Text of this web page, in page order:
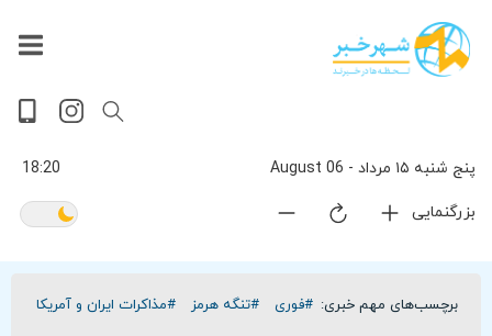
پنج شنبه ۱۵ مرداد - 06 August 18:20
بزرگنمایی
پربیننده‌ترین
اخبار
آخرین
اخبار
پخش
داغ
ترین
سیاسی
ورزشی
اقتصادی
حوادث
گوناگون
تصویری
سلامت
جهان
فرهنگی
ویدیویی
بازار
برچسب‌های مهم خبری: #فوری #تنگه هرمز #مذاکرات ایران و آمریکا